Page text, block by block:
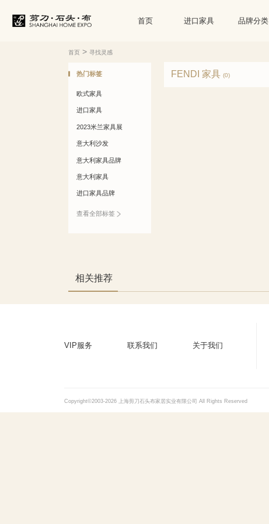
首页 进口家具 品牌分类
首页 >寻找灵感
热门标签
欧式家具
进口家具
2023米兰家具展
意大利沙发
意大利家具品牌
意大利家具
进口家具品牌
查看全部标签
FENDI 家具 (0)
相关推荐
VIP服务 联系我们 关于我们
Copyright©2003-2026 上海剪刀石头布家居实业有限公司 All Rights Reserved